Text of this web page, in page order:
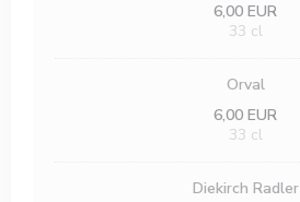
6,00 EUR
33 cl
Orval
6,00 EUR
33 cl
Diekirch Radler